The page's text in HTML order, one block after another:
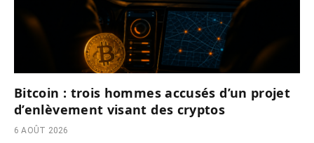
Bitcoin : trois hommes accusés d’un projet
d’enlèvement visant des cryptos
6 AOÛT 2026